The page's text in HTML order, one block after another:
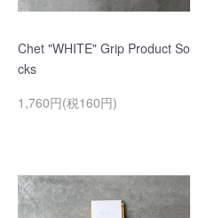
Chet "WHITE" Grip Product So
cks
1,760円(税160円)